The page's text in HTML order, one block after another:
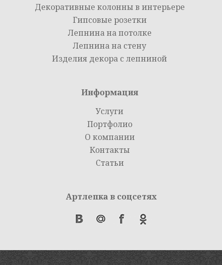
Декоративные колонны в интерьере
Гипсовые розетки
Лепнина на потолке
Лепнина на стену
Изделия декора с лепниной
Информация
Услуги
Портфолио
О компании
Контакты
Статьи
Артлепка в соцсетях